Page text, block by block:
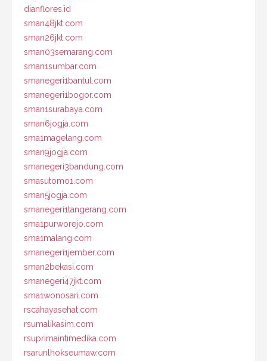
dianflores.id
sman48jkt.com
sman26jkt.com
sman03semarang.com
sman1sumbar.com
smanegeri1bantul.com
smanegeri1bogor.com
sman1surabaya.com
sman6jogja.com
sma1magelang.com
sman9jogja.com
smanegeri3bandung.com
smasutomo1.com
sman5jogja.com
smanegeri1tangerang.com
sma1purworejo.com
sma1malang.com
smanegeri1jember.com
sman2bekasi.com
smanegeri47jkt.com
sma1wonosari.com
rscahayasehat.com
rsumalikasim.com
rsuprimaintimedika.com
rsarunlhokseumaw.com